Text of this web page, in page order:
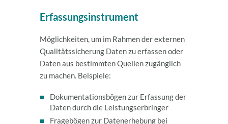
Erfassungsinstrument
Möglichkeiten, um im Rahmen der externen
Qualitätssicherung Daten zu erfassen oder
Daten aus bestimmten Quellen zugänglich
zu machen. Beispiele:
Dokumentationsbögen zur Erfassung der
Daten durch die Leistungserbringer
Fragebögen zur Datenerhebung bei